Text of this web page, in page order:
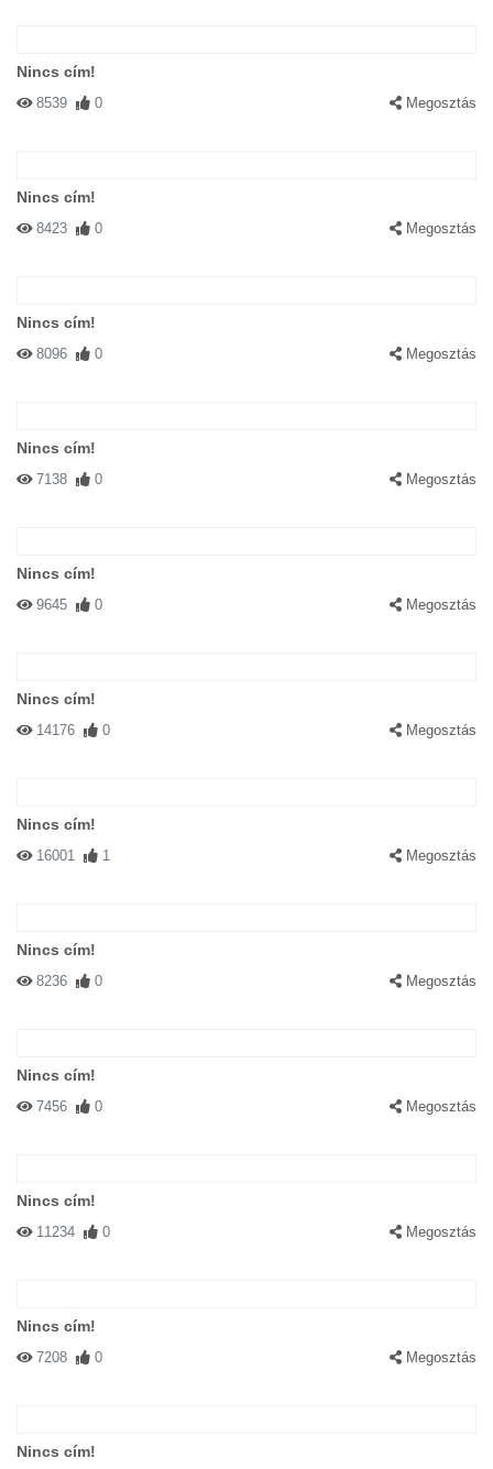
Nincs cím!
8539 0 Megosztás
Nincs cím!
8423 0 Megosztás
Nincs cím!
8096 0 Megosztás
Nincs cím!
7138 0 Megosztás
Nincs cím!
9645 0 Megosztás
Nincs cím!
14176 0 Megosztás
Nincs cím!
16001 1 Megosztás
Nincs cím!
8236 0 Megosztás
Nincs cím!
7456 0 Megosztás
Nincs cím!
11234 0 Megosztás
Nincs cím!
7208 0 Megosztás
Nincs cím!